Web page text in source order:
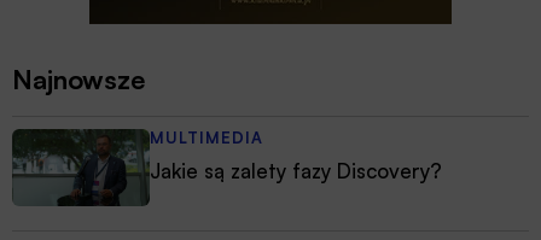
Najnowsze
MULTIMEDIA
Jakie są zalety fazy Discovery?